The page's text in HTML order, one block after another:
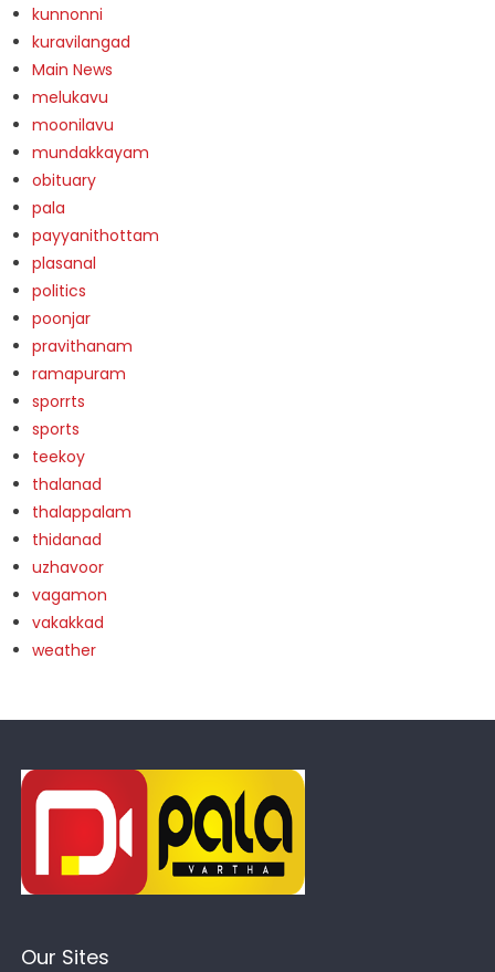
kunnonni
kuravilangad
Main News
melukavu
moonilavu
mundakkayam
obituary
pala
payyanithottam
plasanal
politics
poonjar
pravithanam
ramapuram
sporrts
sports
teekoy
thalanad
thalappalam
thidanad
uzhavoor
vagamon
vakakkad
weather
Our Sites